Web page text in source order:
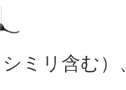
ミリ含む）